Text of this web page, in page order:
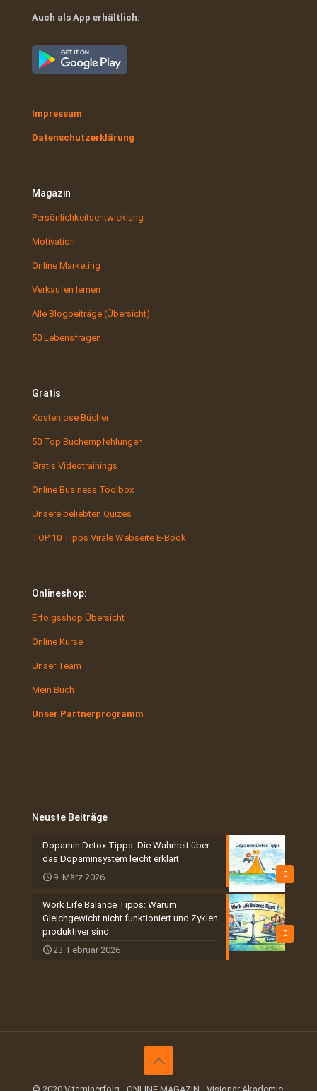
Auch als App erhältlich:
Impressum
Datenschutzerklärung
Magazin
Persönlichkeitsentwicklung
Motivation
Online Marketing
Verkaufen lernen
Alle Blogbeiträge (Übersicht)
50 Lebensfragen
Gratis
Kostenlose Bücher
50 Top Buchempfehlungen
Gratis Videotrainings
Online Business Toolbox
Unsere beliebten Quizes
TOP 10 Tipps Virale Webseite E-Book
Onlineshop:
Erfolgsshop Übersicht
Online Kurse
Unser Team
Mein Buch
Unser Partnerprogramm
Neuste Beiträge
0
Dopamin Detox Tipps: Die Wahrheit über
das Dopaminsystem leicht erklärt
9. März 2026
0
Work Life Balance Tipps: Warum
Gleichgewicht nicht funktioniert und Zyklen
produktiver sind
23. Februar 2026